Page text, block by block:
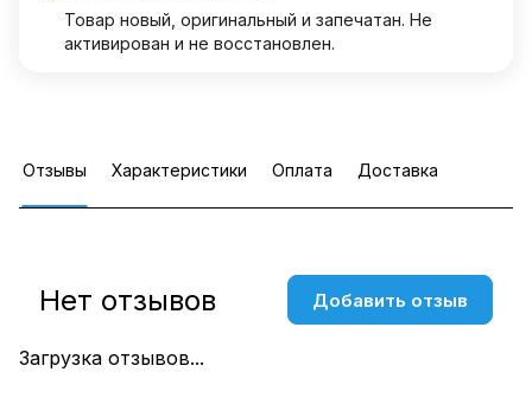
Товар новый, оригинальный и запечатан. Не
активирован и не восстановлен.
Отзывы Характеристики Оплата Доставка
Загрузка отзывов...
Нет отзывов Добавить отзыв